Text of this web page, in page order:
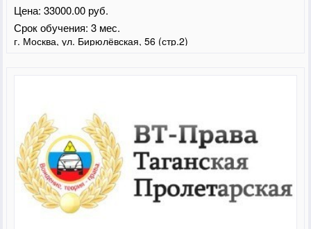
Цена:33000.00 руб.
Срок обучения:3 мес.
г. Москва, ул. Бирюлёвская, 56 (стр.2)